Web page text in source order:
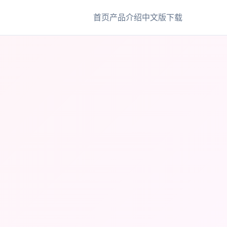
首页产品介绍中文版下载